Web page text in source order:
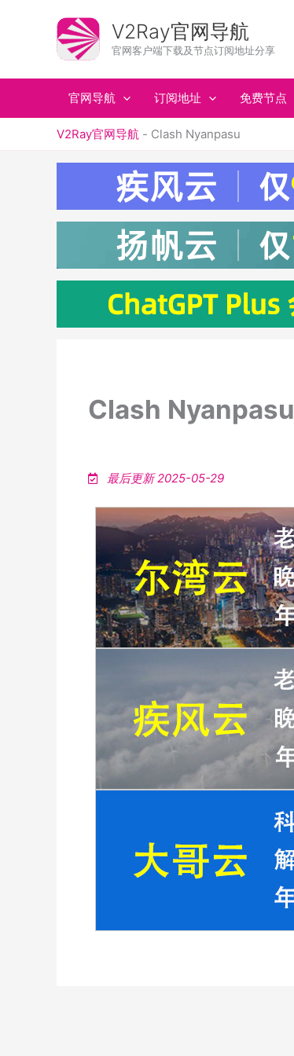
V2Ray官网导航
官网客户端下载及节点订阅地址分享
官网导航 订阅地址 免费节点
V2Ray官网导航 - Clash Nyanpasu
Clash Nyanpasu
最后更新 2025-05-29